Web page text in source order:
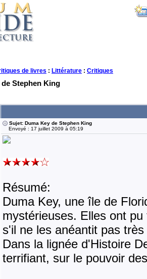
de livres : Littérature : Critiques
Stephen King
Sujet: Duma Key de Stephen King
Envoyé : 17 juillet 2009 à 05:19
Résumé:
Duma Key, une île de
mystérieuses. Elles ont
s'il ne les anéantit pas
Dans la lignée d'Histoire
terrifiant, sur le pouvoir